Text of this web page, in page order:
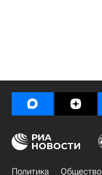
Политика Общество